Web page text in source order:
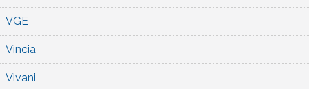
VGE
Vincia
Vivani